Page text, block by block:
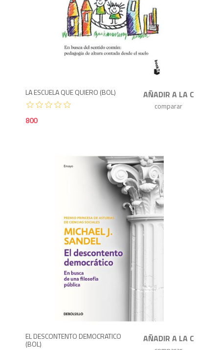
LA ESCUELA QUE QUIERO (BOL)
800
EL DESCONTENTO DEMOCRATICO
(BOL)